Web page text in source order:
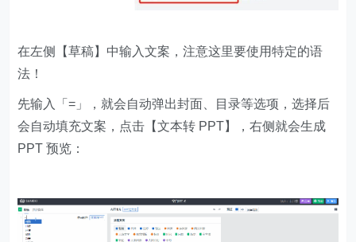
在左侧【草稿】中输入文案，注意这里要使用特定的语
法！
先输入「=」，就会自动弹出封面、目录等选项，选择后
会自动填充文案，点击【文本转 PPT】，右侧就会生成
PPT 预览：